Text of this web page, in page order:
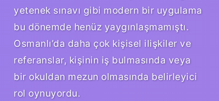
yetenek sınavı gibi modern bir uygulama
bu dönemde henüz yaygınlaşmamıştı.
Osmanlı’da daha çok kişisel ilişkiler ve
referanslar, kişinin iş bulmasında veya
bir okuldan mezun olmasında belirleyici
rol oynuyordu.